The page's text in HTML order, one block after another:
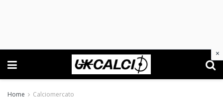
Home Calciomercato
×